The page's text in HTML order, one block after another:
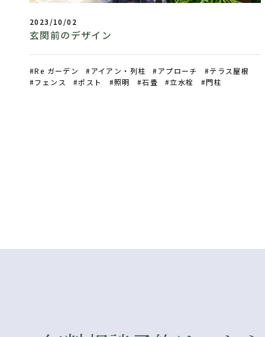
2023/10/02
玄関前のデザイン
Re ガーデン アイアン・列柱 アプローチ
テラス屋根
フェンス
ポスト 照明 石畳 立水栓 門柱